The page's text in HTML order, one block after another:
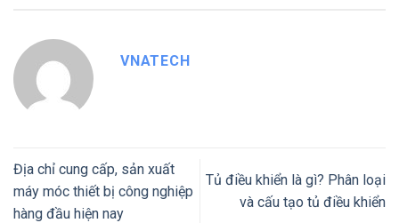
VNATECH
Địa chỉ cung cấp, sản xuất
máy móc thiết bị công nghiệp
hàng đầu hiện nay
Tủ điều khiển là gì? Phân loại
và cấu tạo tủ điều khiển